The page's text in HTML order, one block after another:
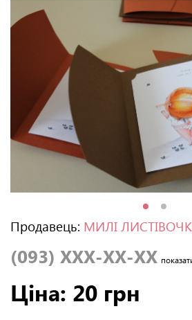
Продавець: МИЛІ
(093) XXX-XX-XX
Ціна: 20 грн